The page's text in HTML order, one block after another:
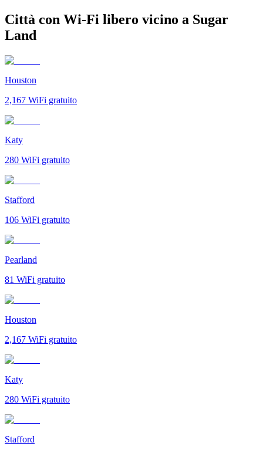
Città con Wi-Fi libero vicino a Sugar
Land
Houston
2,167 WiFi gratuito
Katy
280 WiFi gratuito
Stafford
106 WiFi gratuito
Pearland
81 WiFi gratuito
Houston
2,167 WiFi gratuito
Katy
280 WiFi gratuito
Stafford